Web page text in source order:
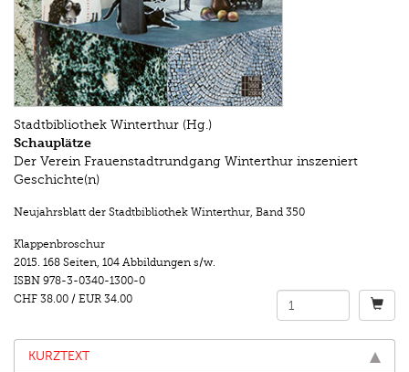
Stadtbibliothek Winterthur (Hg.)
Schauplätze
Der Verein Frauenstadtrundgang Winterthur inszeniert
Geschichte(n)
Neujahrsblatt der Stadtbibliothek Winterthur, Band 350
Klappenbroschur
2015. 168 Seiten, 104 Abbildungen s/w.
ISBN 978-3-0340-1300-0
CHF 38.00 / EUR 34.00
KURZTEXT